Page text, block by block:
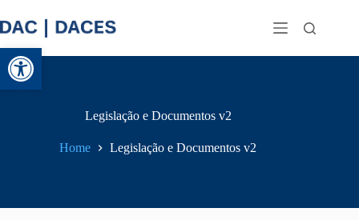
Abrir a barra de ferramentas
Legislação e Documentos v2
Home Legislação e Documentos v2